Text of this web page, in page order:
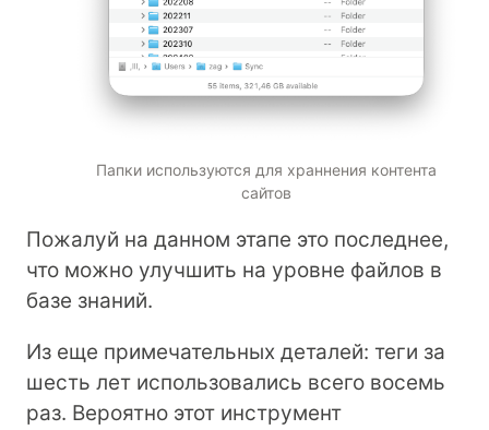
Папки используются для храннения контента
сайтов
Пожалуй на данном этапе это последнее,
что можно улучшить на уровне файлов в
базе знаний.
Из еще примечательных деталей: теги за
шесть лет использовались всего восемь
раз. Вероятно этот инструмент